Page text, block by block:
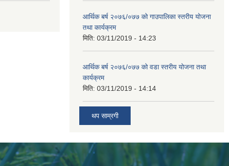
आर्थिक बर्ष २०७६/०७७ को गाउपालिका स्तरीय योजना
तथा कार्यक्रम
मिति: 03/11/2019 - 14:23
आर्थिक बर्ष २०७६/०७७ को वडा स्तरीय योजना तथा
कार्यक्रम
मिति: 03/11/2019 - 14:14
थप साम्रगी